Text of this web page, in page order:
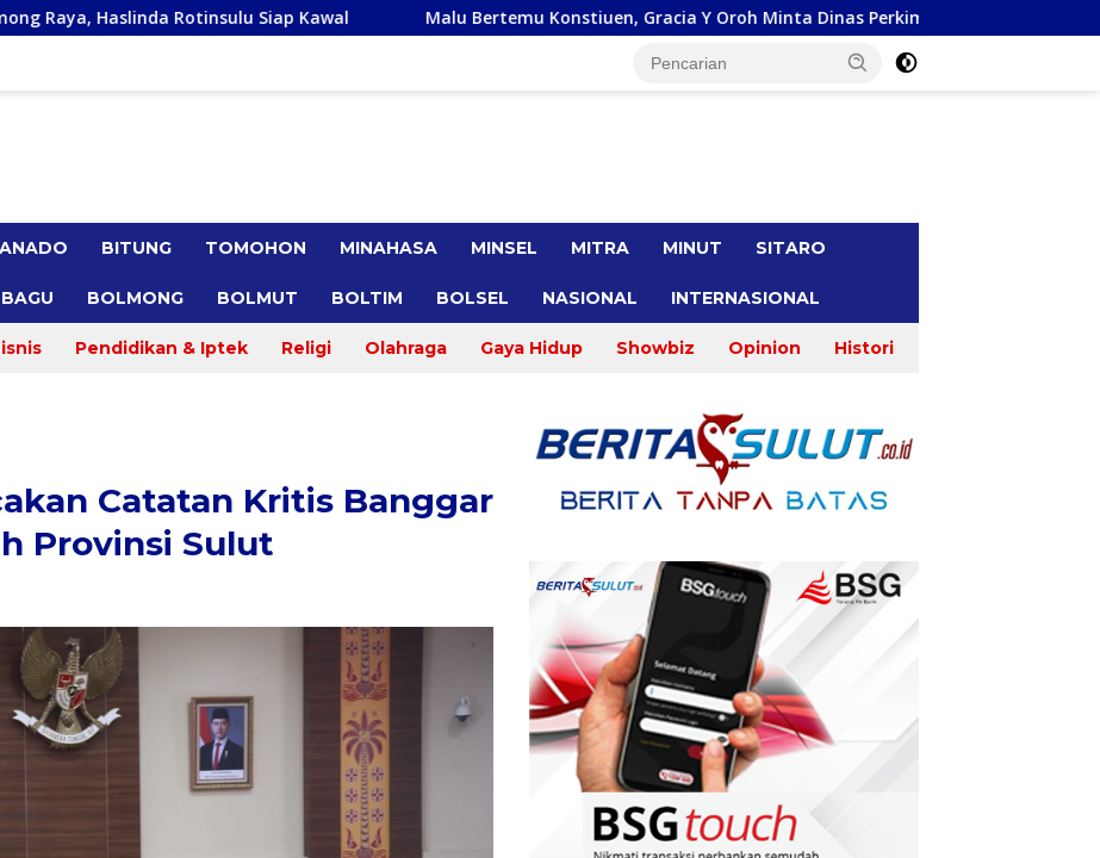
Rotinsulu Siap Kawal Malu Bertemu Konstiuen, Gracia Y Oroh Minta Dinas Perkimtan Sulut Prioritaskan Pembangunan
BITUNG TOMOHON MINAHASA MINSEL MITRA MINUT SITARO
BOLMONG BOLMUT BOLTIM BOLSEL NASIONAL INTERNASIONAL
Pendidikan & Iptek Religi Olahraga Gaya Hidup Showbiz Opinion Histori
Catatan Kritis Banggar
Provinsi Sulut